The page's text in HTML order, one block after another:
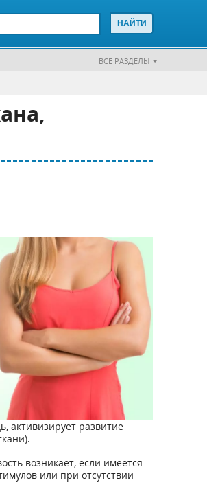
ВСЕ РАЗДЕЛЫ
активизирует развитие
возникает, если имеется
или при отсутствии